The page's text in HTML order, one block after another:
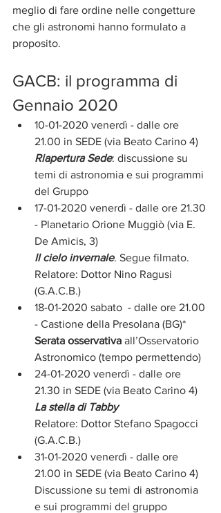
meglio di fare ordine nelle congetture
che gli astronomi hanno formulato a
proposito.
GACB: il programma di
Gennaio 2020
10-01-2020 venerdì - dalle ore
21.00 in SEDE (via Beato Carino 4)
Riapertura Sede: discussione su
temi di astronomia e sui programmi
del Gruppo
17-01-2020 venerdì - dalle ore 21.30
- Planetario Orione Muggiò (via E.
De Amicis, 3)
Il cielo invernale. Segue filmato.
Relatore: Dottor Nino Ragusi
(G.A.C.B.)
18-01-2020 sabato  - dalle ore 21.00
- Castione della Presolana (BG)*
Serata osservativa all’Osservatorio
Astronomico (tempo permettendo)
24-01-2020 venerdì - dalle ore
21.30 in SEDE (via Beato Carino 4)
La stella di Tabby
Relatore: Dottor Stefano Spagocci
(G.A.C.B.)
31-01-2020 venerdì - dalle ore
21.00 in SEDE (via Beato Carino 4)
Discussione su temi di astronomia
e sui programmi del gruppo